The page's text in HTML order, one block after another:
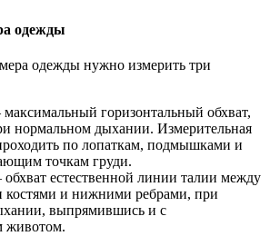
одежды
одежды нужно измерить три
максимальный горизонтальный обхват,
нормальном дыхании. Измерительная
по лопаткам, подмышками и
точкам груди.
обхват естественной линии талии между
и нижними ребрами, при
выпрямившись и с
животом.